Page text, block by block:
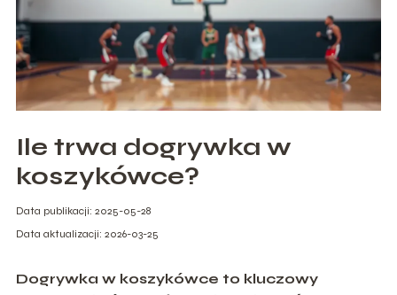
Ile trwa dogrywka w
koszykówce?
Data publikacji: 2025-05-28
Data aktualizacji: 2026-03-25
Dogrywka w koszykówce to kluczowy